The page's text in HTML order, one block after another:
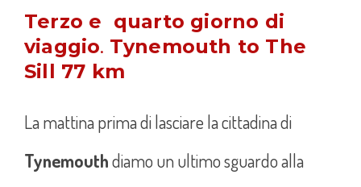
Terzo e quarto giorno di
viaggio. Tynemouth to The
Sill 77 km
La mattina prima di lasciare la cittadina di
Tynemouthdiamo un ultimo sguardo alla